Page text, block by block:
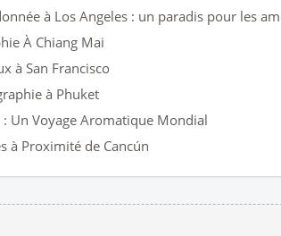
à Los Angeles : un paradis pour les
À Chiang Mai
à San Francisco
à Phuket
: Un Voyage Aromatique Mondial
à Proximité de Cancún